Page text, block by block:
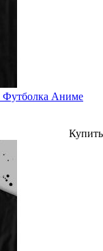
Футболка Аниме
Купить